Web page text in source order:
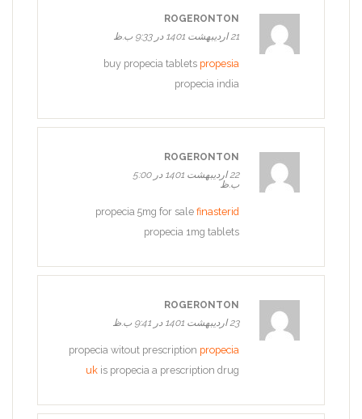
ROGERONTON
21 اردیبهشت 1401 در 9:33 ب.ظ
buy propecia tablets propesia
propecia india
ROGERONTON
22 اردیبهشت 1401 در 5:00
ب.ظ
propecia 5mg for sale finasterid
propecia 1mg tablets
ROGERONTON
23 اردیبهشت 1401 در 9:41 ب.ظ
propecia witout prescription propecia
uk is propecia a prescription drug